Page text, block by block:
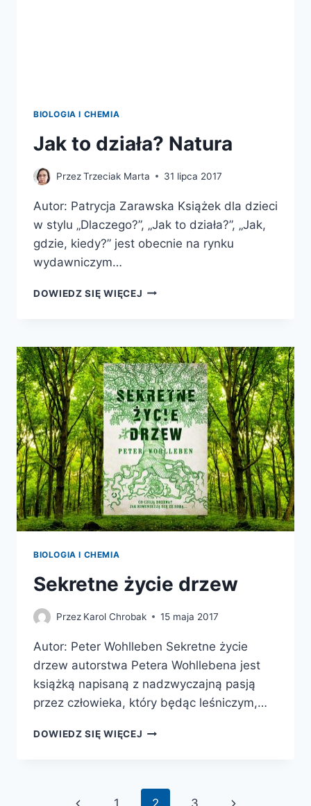
BIOLOGIA I CHEMIA
Jak to działa? Natura
PrzezTrzeciak Marta 31 lipca 2017
Autor: Patrycja Zarawska Książek dla dzieci
w stylu „Dlaczego?”, „Jak to działa?”, „Jak,
gdzie, kiedy?” jest obecnie na rynku
wydawniczym…
DOWIEDZ SIĘ WIĘCEJ JAK
BIOLOGIA I CHEMIA
Sekretne życie drzew
Przez Karol Chrobak 15 maja 2017
Autor: Peter Wohlleben Sekretne życie
drzew autorstwa Petera Wohllebena jest
książką napisaną z nadzwyczajną pasją
przez człowieka, który będąc leśniczym,…
DOWIEDZ SIĘ WIĘCEJ SEKRETNE
Poprzednia Następna